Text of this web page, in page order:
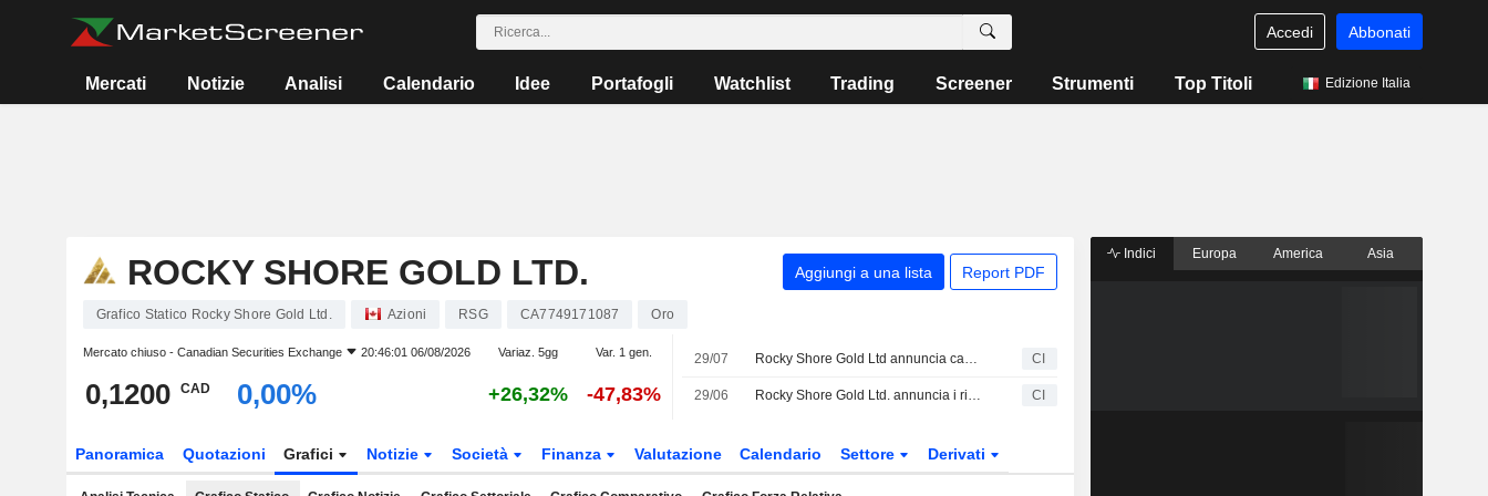
Accedi Abbonati
Mercati Notizie Analisi Calendario Idee Portafogli Watchlist Trading Screener Strumenti Top Titoli Edizione Italia
ROCKY SHORE GOLD LTD. Aggiungi a una lista Report PDF
Grafico Statico Rocky Shore Gold Ltd. Azioni RSG CA7749171087 Oro
Mercato chiuso - Canadian Securities Exchange 20:46:01 06/08/2026 Variaz. 5gg Var. 1 gen.
0,1200 CAD 0,00% +26,32% -47,83%
29/07 Rocky Shore Gold Ltd annuncia cambiamenti nel Consiglio di Amministrazione CI
29/06 Rocky Shore Gold Ltd. annuncia i risultati degli utili per il primo trimestre conclusosi il 30 aprile 2026 CI
Panoramica Quotazioni Grafici Notizie Società Finanza Valutazione Calendario Settore Derivati
Indici Europa America Asia